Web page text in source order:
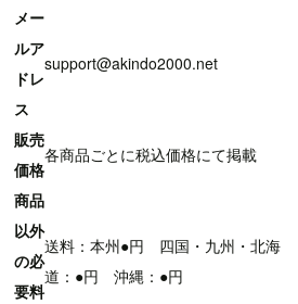
メー
ルア
ドレ
ス
support@akindo2000.net
販売
価格
各商品ごとに税込価格にて掲載
商品
以外
の必
要料
送料：本州●円 四国・九州・北海
道：●円 沖縄：●円